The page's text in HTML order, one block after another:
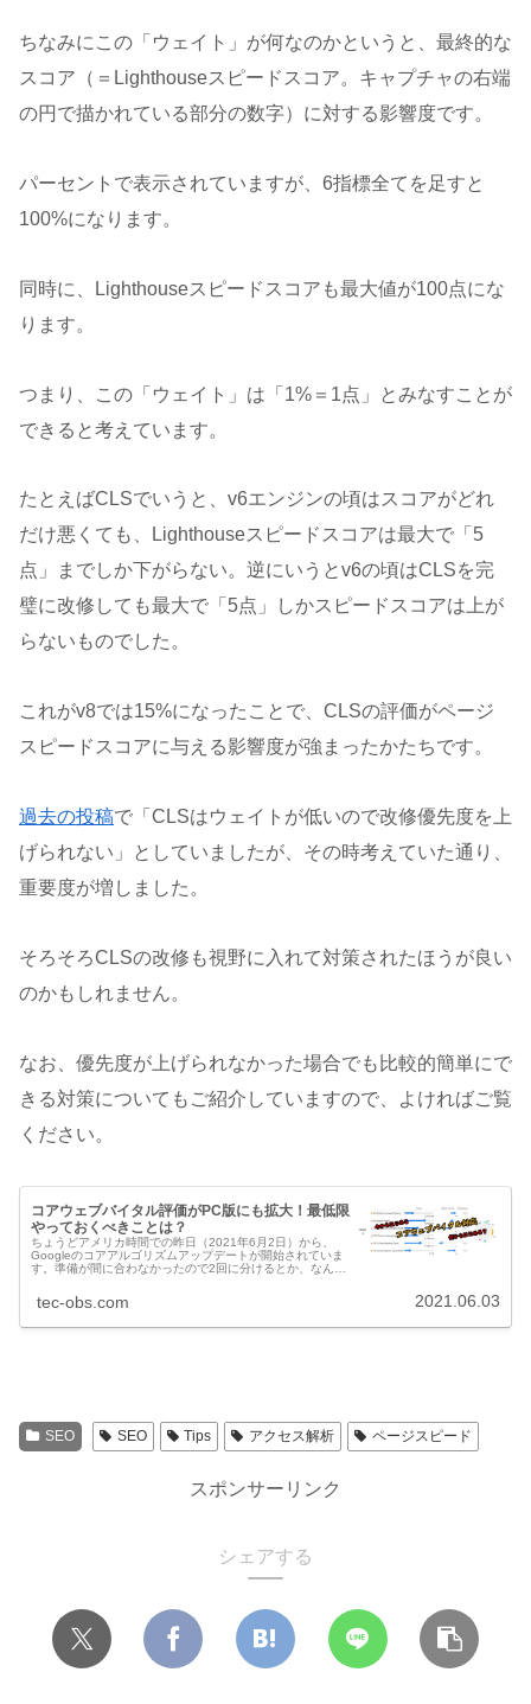
ちなみにこの「ウェイト」が何なのかというと、最終的な
スコア（＝Lighthouseスピードスコア。キャプチャの右端
の円で描かれている部分の数字）に対する影響度です。
パーセントで表示されていますが、6指標全てを足すと
100%になります。
同時に、Lighthouseスピードスコアも最大値が100点にな
ります。
つまり、この「ウェイト」は「1%＝1点」とみなすことが
できると考えています。
たとえばCLSでいうと、v6エンジンの頃はスコアがどれ
だけ悪くても、Lighthouseスピードスコアは最大で「5
点」までしか下がらない。逆にいうとv6の頃はCLSを完
璧に改修しても最大で「5点」しかスピードスコアは上が
らないものでした。
これがv8では15%になったことで、CLSの評価がページ
スピードスコアに与える影響度が強まったかたちです。
過去の投稿で「CLSはウェイトが低いので改修優先度を上
げられない」としていましたが、その時考えていた通り、
重要度が増しました。
そろそろCLSの改修も視野に入れて対策されたほうが良い
のかもしれません。
なお、優先度が上げられなかった場合でも比較的簡単にで
きる対策についてもご紹介していますので、よければご覧
ください。
コアウェブバイタル評価がPC版にも拡大！最低限
やっておくべきことは？
ちょうどアメリカ時間での昨日（2021年6月2日）から、
Googleのコアアルゴリズムアップデートが開始されていま
す。準備が間に合わなかったので2回に分けるとか、なんだ
ウェブバイタル」を...
tec-obs.com 2021.06.03
SEO SEO Tips アクセス解析 ページスピード
スポンサーリンク
シェアする